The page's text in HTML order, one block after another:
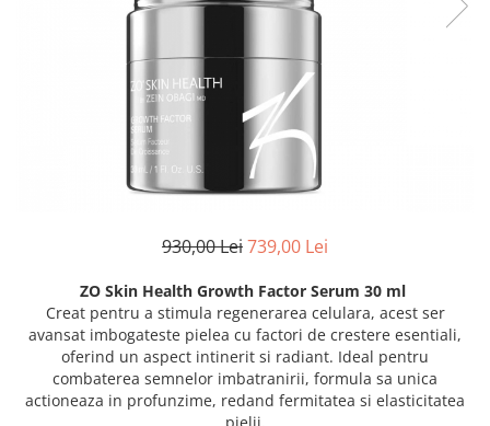
INSTITUT ESTHEDERM
Cosmelan
Melan TRAN3X
Mesoprotech
Moisturizing Solutions
Sensitive
Rozacee/ Cuperoza
930,00 Lei739,00 Lei
ZO Skin Health Growth Factor Serum 30 ml
Creat pentru a stimula regenerarea celulara, acest ser
avansat imbogateste pielea cu factori de crestere esentiali,
oferind un aspect intinerit si radiant. Ideal pentru
combaterea semnelor imbatranirii, formula sa unica
actioneaza in profunzime, redand fermitatea si elasticitatea